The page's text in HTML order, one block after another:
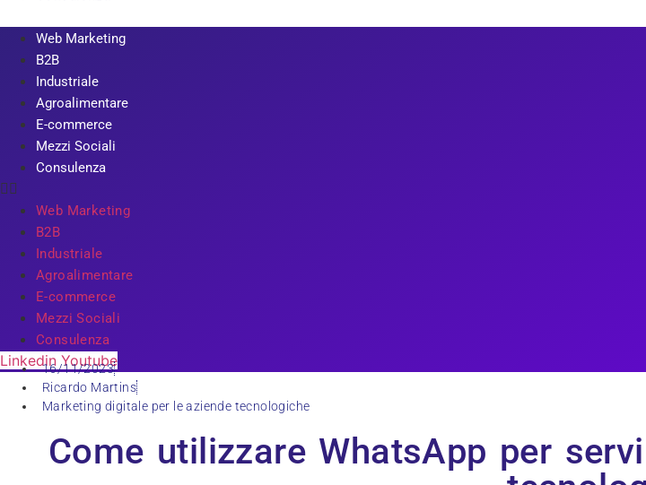
Web Marketing
B2B
Industriale
Agroalimentare
E-commerce
Mezzi Sociali
Consulenza
Web Marketing
B2B
Industriale
Agroalimentare
E-commerce
Mezzi Sociali
Consulenza
Linkedin Youtube
16/11/2023
Ricardo Martins
Marketing digitale per le aziende tecnologiche
Come utilizzare WhatsApp per